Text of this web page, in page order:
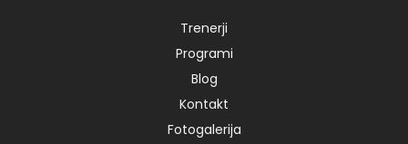
Trenerji
Programi
Blog
Kontakt
Fotogalerija